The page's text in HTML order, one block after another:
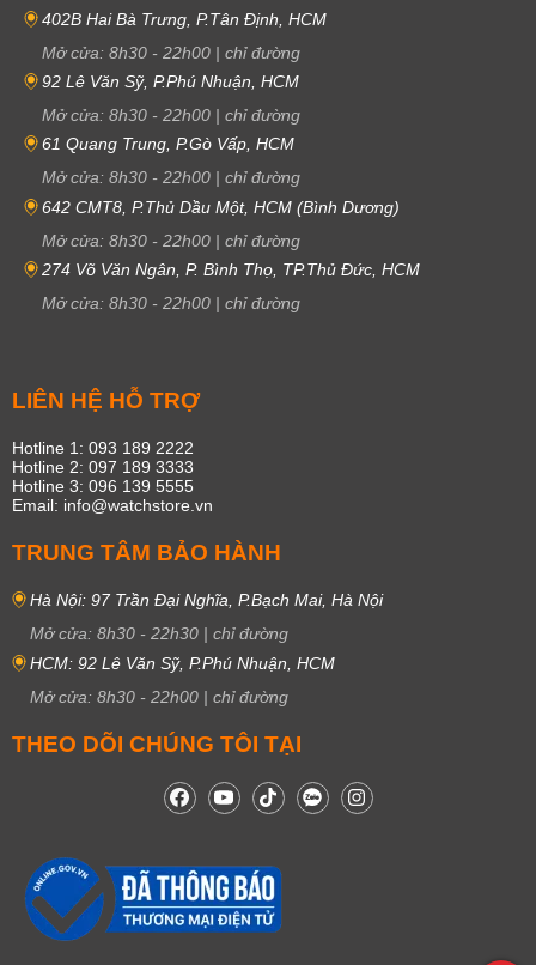
402B Hai Bà Trưng, P.Tân Định, HCM
Mở cửa: 8h30 - 22h00 | chỉ đường
92 Lê Văn Sỹ, P.Phú Nhuận, HCM
Mở cửa: 8h30 - 22h00 | chỉ đường
61 Quang Trung, P.Gò Vấp, HCM
Mở cửa: 8h30 - 22h00 | chỉ đường
642 CMT8, P.Thủ Dầu Một, HCM (Bình Dương)
Mở cửa: 8h30 - 22h00 | chỉ đường
274 Võ Văn Ngân, P. Bình Thọ, TP.Thủ Đức, HCM
Mở cửa: 8h30 - 22h00 | chỉ đường
LIÊN HỆ HỖ TRỢ
Hotline 1: 093 189 2222
Hotline 2: 097 189 3333
Hotline 3: 096 139 5555
Email: info@watchstore.vn
TRUNG TÂM BẢO HÀNH
Hà Nội: 97 Trần Đại Nghĩa, P.Bạch Mai, Hà Nội
Mở cửa: 8h30 - 22h30 | chỉ đường
HCM: 92 Lê Văn Sỹ, P.Phú Nhuận, HCM
Mở cửa: 8h30 - 22h00 | chỉ đường
THEO DÕI CHÚNG TÔI TẠI